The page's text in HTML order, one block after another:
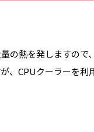
の熱を発しますので
、CPUクーラーを利